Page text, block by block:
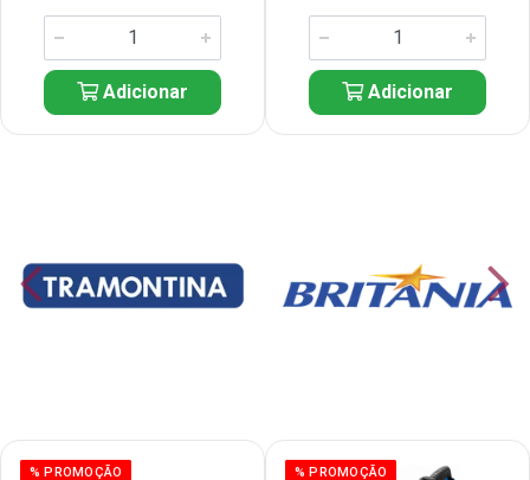
Adicionar Adicionar
% PROMOÇÃO % PROMOÇÃO